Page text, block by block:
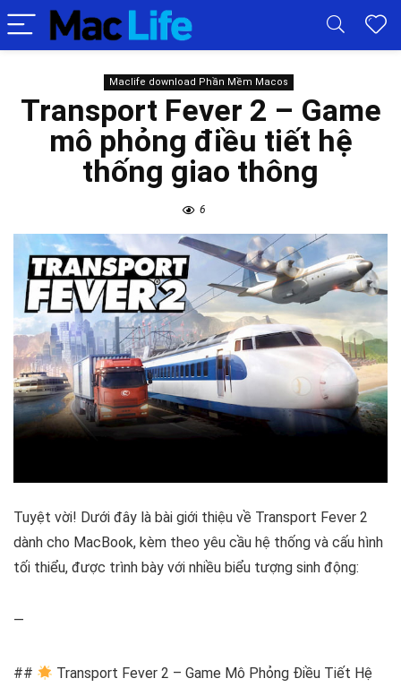
Maclife download Phần Mềm Macos
Transport Fever 2 – Game
mô phỏng điều tiết hệ
thống giao thông
6
Tuyệt vời! Dưới đây là bài giới thiệu về Transport Fever 2
dành cho MacBook, kèm theo yêu cầu hệ thống và cấu hình
tối thiểu, được trình bày với nhiều biểu tượng sinh động:
—
##
Transport Fever 2 – Game Mô Phỏng Điều Tiết Hệ